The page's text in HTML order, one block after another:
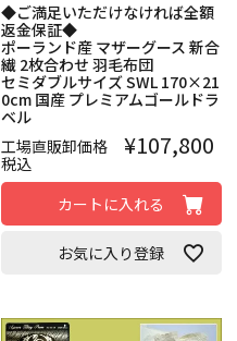
◆ご満足いただけなければ全額
返金保証◆
ポーランド産 マザーグース 新合
繊 2枚合わせ 羽毛布団
セミダブルサイズ SWL 170×21
0cm 国産 プレミアムゴールドラ
ベル
工場直販卸価格
¥107,800
税込
カートに入れる
お気に入り登録